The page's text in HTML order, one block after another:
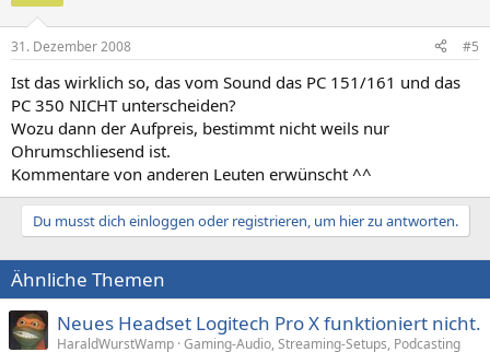
31. Dezember 2008 #5
Ist das wirklich so, das vom Sound das PC 151/161 und das
PC 350 NICHT unterscheiden?
Wozu dann der Aufpreis, bestimmt nicht weils nur
Ohrumschliesend ist.
Kommentare von anderen Leuten erwünscht ^^
Du musst dich einloggen oder registrieren, um hier zu antworten.
Ähnliche Themen
Neues Headset Logitech Pro X funktioniert nicht.
HaraldWurstWamp Gaming-Audio, Streaming-Setups, Podcasting